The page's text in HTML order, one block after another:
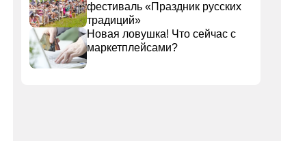
фестиваль «Праздник русских
традиций»
Новая ловушка! Что сейчас с
маркетплейсами?